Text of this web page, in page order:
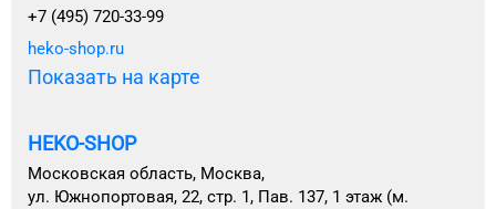
+7 (495) 720-33-99
heko-shop.ru
Показать на карте
HEKO-SHOP
Московская область, Москва,
ул. Южнопортовая, 22, стр. 1, Пав. 137, 1 этаж (м.